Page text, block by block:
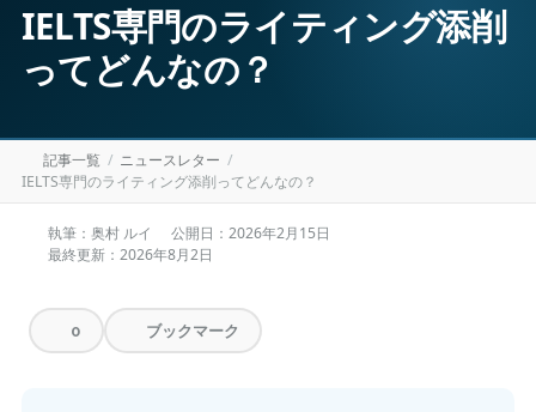
IELTS専門のライティング添削
ってどんなの？
記事一覧
ニュースレター
IELTS専門のライティング添削ってどんなの？
執筆：奥村 ルイ 公開日： 2026年2月15日
最終更新： 2026年8月2日
0 ブックマーク